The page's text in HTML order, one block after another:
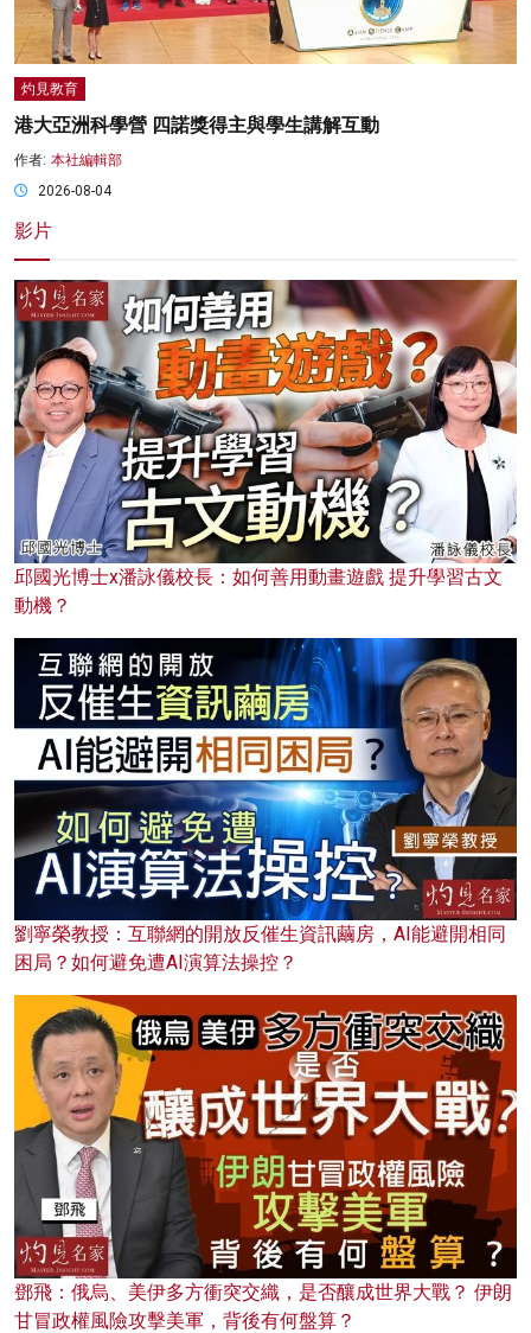
灼見教育
港大亞洲科學營 四諾獎得主與學生講解互動
作者: 本社編輯部
2026-08-04
影片
邱國光博士x潘詠儀校長：如何善用動畫遊戲 提升學習古文
動機？
劉寧榮教授：互聯網的開放反催生資訊繭房，AI能避開相同
困局？如何避免遭AI演算法操控？
鄧飛：俄烏、美伊多方衝突交織，是否釀成世界大戰？ 伊朗
甘冒政權風險攻擊美軍，背後有何盤算？